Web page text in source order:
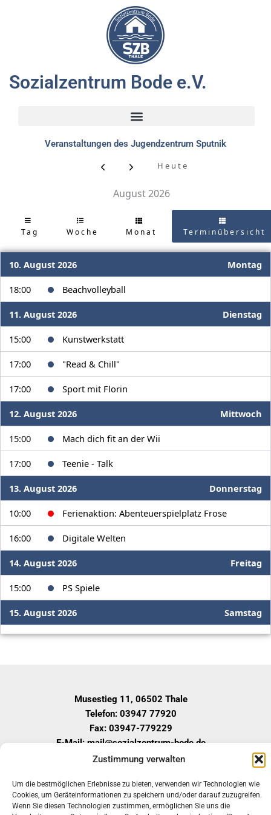
Zustimmung verwalten
Um die bestmöglichen Erlebnisse zu bieten, verwenden wir Technologien wie
Cookies, um Geräteinformationen zu speichern und/oder darauf zuzugreifen.
Wenn Sie diesen Technologien zustimmen, ermöglichen Sie uns die
Sozialzentrum Bode e.V.
Veranstaltungen des Jugendzentrum Sputnik
Heute
August 2026
Tag Woche Monat Terminübersicht
10. August 2026 Montag
18:00 Beachvolleyball
11. August 2026 Dienstag
15:00 Kunstwerkstatt
17:00 "Read & Chill"
17:00 Sport mit Florin
12. August 2026 Mittwoch
15:00 Mach dich fit an der Wii
17:00 Teenie - Talk
13. August 2026 Donnerstag
10:00 Ferienaktion: Abenteuerspielplatz Frose
16:00 Digitale Welten
14. August 2026 Freitag
15:00 PS Spiele
15. August 2026 Samstag
15:00 Fußball
Kunstwerkstatt
Sport mit Florin
19. August 2026 Mittwoch
15:00 Dart
Musestieg 11, 06502 Thale
Telefon: 03947 77920
Fax: 03947-779229
E-Mail: mail@sozialzentrum-bode.de
Geschäftszeiten
08:00 – 12:30 Uhr
13:00 – 17:00 Uhr